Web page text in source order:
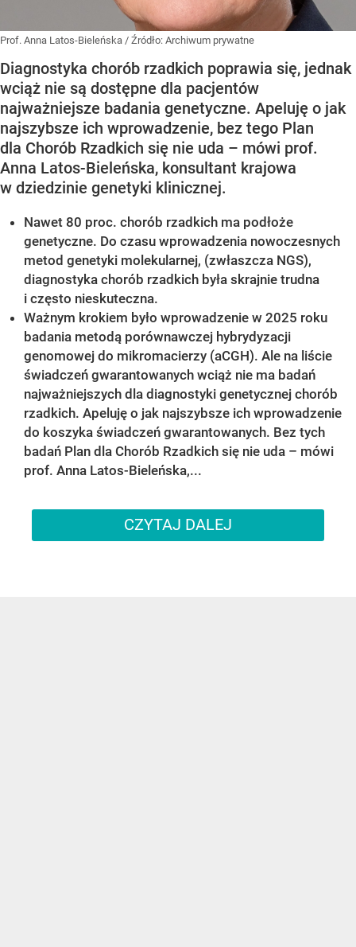
Prof. Anna Latos-Bieleńska / Źródło: Archiwum prywatne
Diagnostyka chorób rzadkich poprawia się, jednak
wciąż nie są dostępne dla pacjentów
najważniejsze badania genetyczne. Apeluję o jak
najszybsze ich wprowadzenie, bez tego Plan
dla Chorób Rzadkich się nie uda – mówi prof.
Anna Latos-Bieleńska, konsultant krajowa
w dziedzinie genetyki klinicznej.
Nawet 80 proc. chorób rzadkich ma podłoże
genetyczne. Do czasu wprowadzenia nowoczesnych
metod genetyki molekularnej, (zwłaszcza NGS),
diagnostyka chorób rzadkich była skrajnie trudna
i często nieskuteczna.
Ważnym krokiem było wprowadzenie w 2025 roku
badania metodą porównawczej hybrydyzacji
genomowej do mikromacierzy (aCGH). Ale na liście
świadczeń gwarantowanych wciąż nie ma badań
najważniejszych dla diagnostyki genetycznej chorób
rzadkich. Apeluję o jak najszybsze ich wprowadzenie
do koszyka świadczeń gwarantowanych. Bez tych
badań Plan dla Chorób Rzadkich się nie uda – mówi
prof. Anna Latos-Bieleńska,...
CZYTAJ DALEJ